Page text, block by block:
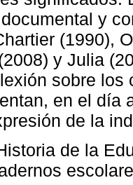
y
(1990),
y Julia
sobre
en el día
de la
de la